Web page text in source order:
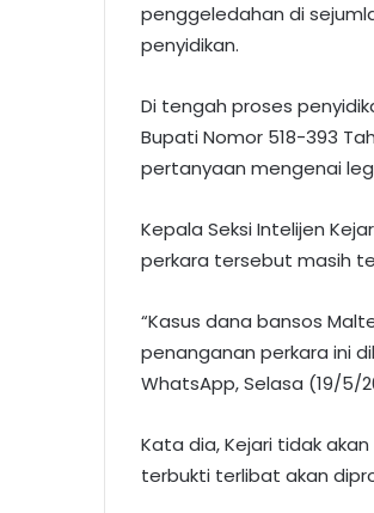
penggeledahan di
penyidikan.
Di tengah proses
Bupati Nomor 518-393
pertanyaan mengenai
Kepala Seksi Intelijen
perkara tersebut masih
“Kasus dana bansos
penanganan perkara ini
WhatsApp, Selasa (19/5/
Kata dia, Kejari tidak
terbukti terlibat akan